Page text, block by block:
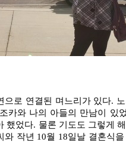
으로 연결된 며느리가 있다.
카와 나의 아들의 만남이 있
했었다. 물론 기도도 그렇게
와 작년 10월 18일날 결혼식